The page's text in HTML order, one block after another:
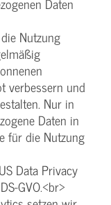
Nutzung
verbessern und
Nur in
Daten in
für die Nutzung
Data Privacy
GVO.<br>